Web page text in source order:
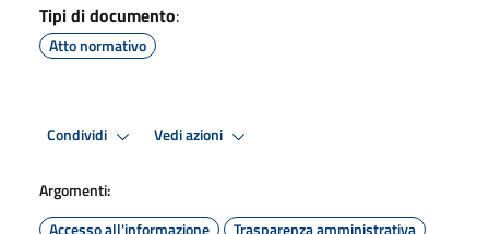
Tipi di documento:
Atto normativo
Condividi Vedi azioni
Argomenti:
Accesso all'informazione
Trasparenza amministrativa